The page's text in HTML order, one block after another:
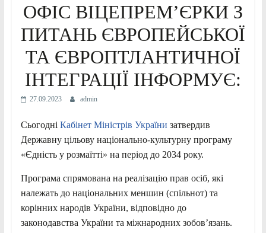
ОФІС ВІЦЕПРЕМ’ЄРКИ З
ПИТАНЬ ЄВРОПЕЙСЬКОЇ
ТА ЄВРОПТЛАНТИЧНОЇ
ІНТЕГРАЦІЇ ІНФОРМУЄ:
27.09.2023 admin
Сьогодні Кабінет Міністрів України затвердив
Державну цільову національно-культурну програму
«Єдність у розмаїтті» на період до 2034 року.
Програма спрямована на реалізацію прав осіб, які
належать до національних меншин (спільнот) та
корінних народів України, відповідно до
законодавства України та міжнародних зобовʼязань.